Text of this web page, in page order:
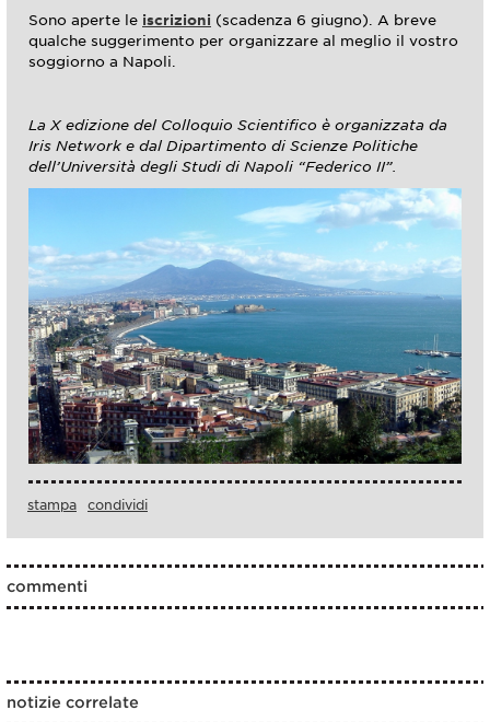
Sono aperte le iscrizioni (scadenza 6 giugno). A breve
qualche suggerimento per organizzare al meglio il vostro
soggiorno a Napoli.
La X edizione del Colloquio Scientifico è organizzata da
Iris Network e dal Dipartimento di Scienze Politiche
dell’Università degli Studi di Napoli “Federico II”.
stampa condividi
commenti
notizie correlate